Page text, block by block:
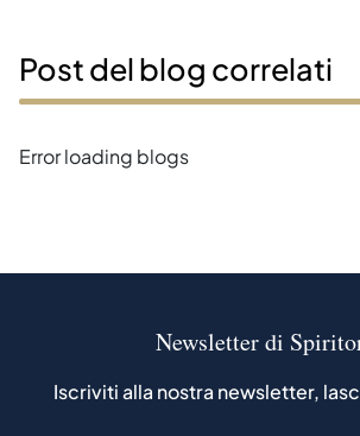
Post del blog correlati
Error loading blogs
Newsletter di
Iscriviti alla nostra newsletter,